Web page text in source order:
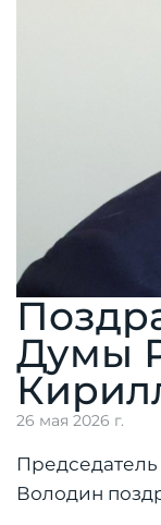
Думы
26 мая 2026 г.
Володин